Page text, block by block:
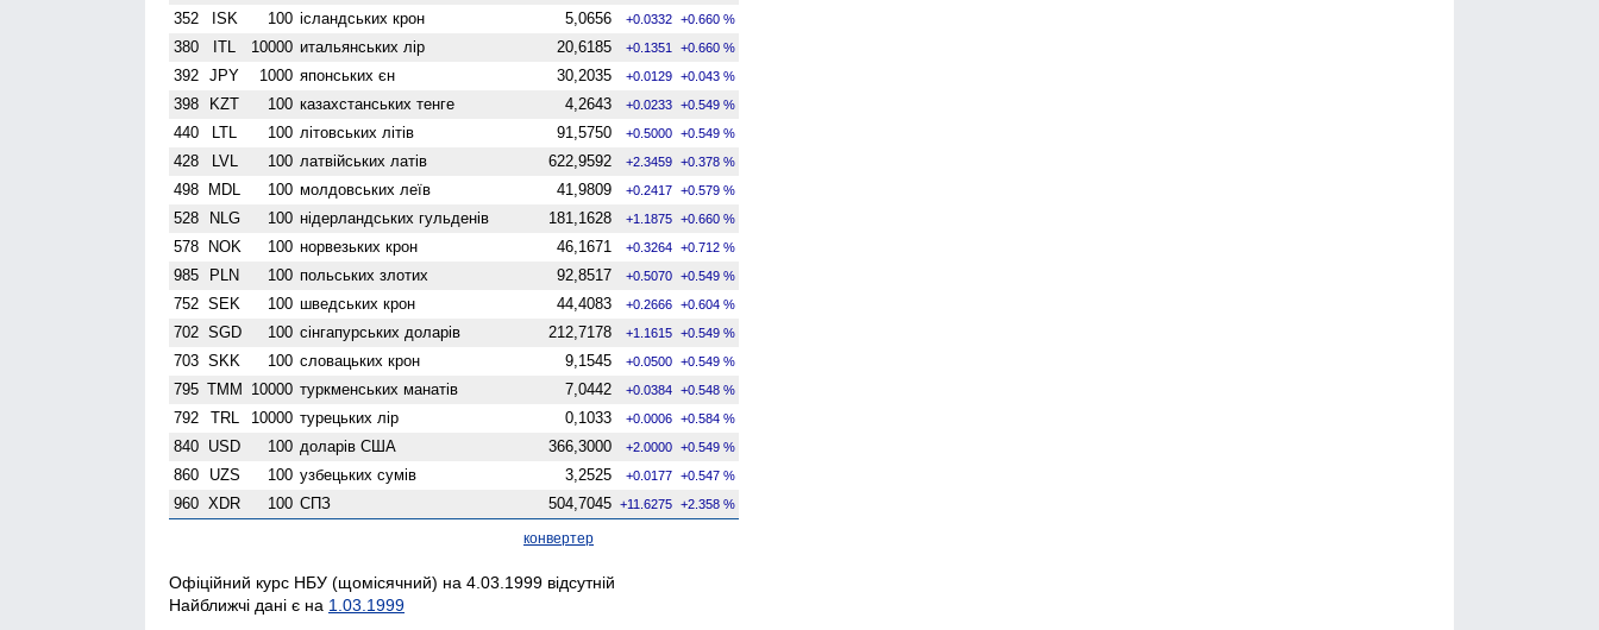
352 ISK 100 ісландських крон 5,0656 +0.0332 +0.660 %
380 ITL 10000 итальянських лір 20,6185 +0.1351 +0.660 %
392 JPY 1000 японських єн 30,2035 +0.0129 +0.043 %
398 KZT 100 казахстанських тенге 4,2643 +0.0233 +0.549 %
440 LTL 100 літовських літів 91,5750 +0.5000 +0.549 %
428 LVL 100 латвійських латів 622,9592 +2.3459 +0.378 %
498 MDL 100 молдовських леїв 41,9809 +0.2417 +0.579 %
528 NLG 100 нідерландських гульденів 181,1628 +1.1875 +0.660 %
578 NOK 100 норвезьких крон 46,1671 +0.3264 +0.712 %
985 PLN 100 польських злотих 92,8517 +0.5070 +0.549 %
752 SEK 100 шведських крон 44,4083 +0.2666 +0.604 %
702 SGD 100 сінгапурських доларів 212,7178 +1.1615 +0.549 %
703 SKK 100 словацьких крон 9,1545 +0.0500 +0.549 %
795 TMM 10000 туркменських манатів 7,0442 +0.0384 +0.548 %
792 TRL 10000 турецьких лір 0,1033 +0.0006 +0.584 %
840 USD 100 доларів США 366,3000 +2.0000 +0.549 %
860 UZS 100 узбецьких сумів 3,2525 +0.0177 +0.547 %
960 XDR 100 СПЗ 504,7045 +11.6275 +2.358 %
конвертер
Офіційний курс НБУ (щомісячний) на 4.03.1999 відсутній
Найближчі дані є на 1.03.1999